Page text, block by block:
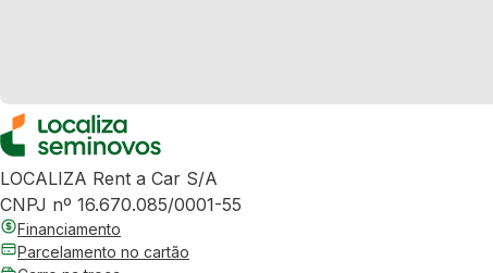
LOCALIZA Rent a Car S/A
CNPJ nº 16.670.085/0001-55
Financiamento
Parcelamento no cartão